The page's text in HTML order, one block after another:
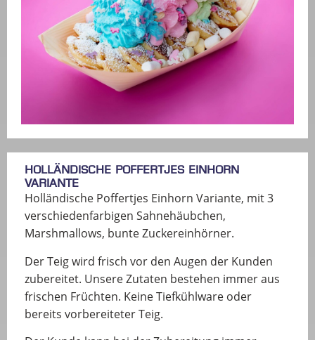
Holländische Poffertjes Einhorn
Variante
Holländische Poffertjes Einhorn Variante, mit 3
verschiedenfarbigen Sahnehäubchen,
Marshmallows, bunte Zuckereinhörner.
Der Teig wird frisch vor den Augen der Kunden
zubereitet. Unsere Zutaten bestehen immer aus
frischen Früchten. Keine Tiefkühlware oder
bereits vorbereiteter Teig.